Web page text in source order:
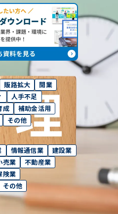
販路拡大
開業
人手不足
成
補助金活用
その他
情報通信業
建設業
売業
不動産業
険業
その他